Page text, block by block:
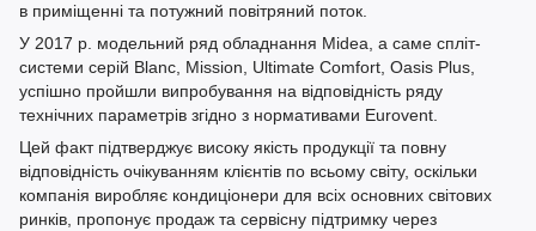
в приміщенні та потужний повітряний поток.
У 2017 р. модельний ряд обладнання Midea, а саме спліт-
системи серій Blanc, Mission, Ultimate Comfort, Oasis Plus,
успішно пройшли випробування на відповідність ряду
технічних параметрів згідно з нормативами Eurovent.
Цей факт підтверджує високу якість продукції та повну
відповідність очікуванням клієнтів по всьому світу, оскільки
компанія виробляє кондиціонери для всіх основних світових
ринків, пропонує продаж та сервісну підтримку через